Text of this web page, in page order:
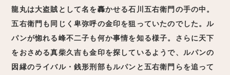
龍丸は大盗賊として名を轟かせる石川五右衛門の手の中。
五右衛門も同じく卑弥呼の金印を狙っていたのでした。ル
パンが惚れる峰不二子も何か事情を知る様子。さらに天下
をおさめる真柴久吉も金印を探しているようで、ルパンの
因縁のライバル・銭形刑部もルパンと五右衛門らを追って